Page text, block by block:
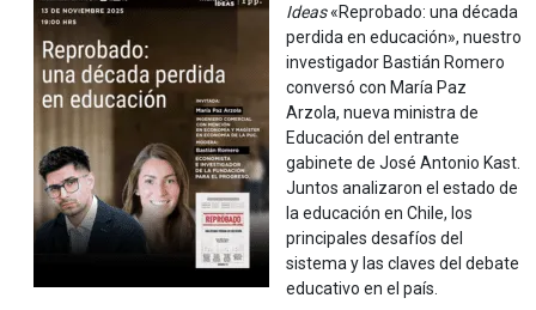
Ideas«Reprobado: una década
perdida en educación», nuestro
investigador Bastián Romero
conversó con María Paz
Arzola, nueva ministra de
Educación del entrante
gabinete de José Antonio Kast.
Juntos analizaron el estado de
la educación en Chile, los
principales desafíos del
sistema y las claves del debate
educativo en el país.